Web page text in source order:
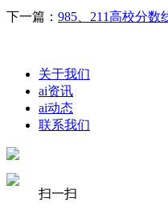
下一篇： 985、211高校分数
关于我们
ai资讯
ai动态
联系我们
扫一扫